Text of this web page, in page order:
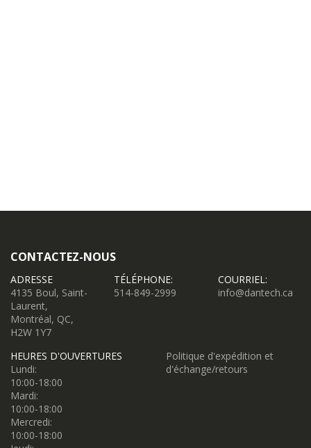
CONTACTEZ-NOUS
ADRESSE
4135 Boul, Saint-
Laurent,
Montréal, QC,
H2W 1Y7
TÉLÉPHONE:
514-849-2999
COURRIEL:
info@dantech.ca
HEURES D'OUVERTURES
Lundi:
10:00-18:00
Mardi:
10:00-18:00
Mercredi:
10:00-18:00
Politique d'expédition et
d'échange/retours